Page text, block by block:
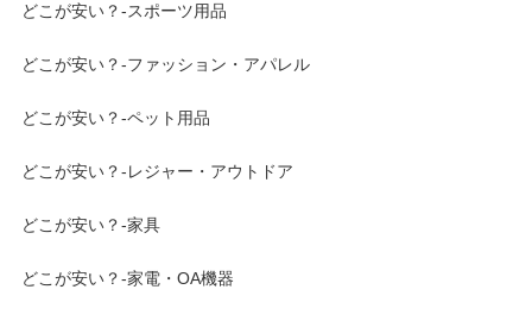
どこが安い？-スポーツ用品
どこが安い？-ファッション・アパレル
どこが安い？-ペット用品
どこが安い？-レジャー・アウトドア
どこが安い？-家具
どこが安い？-家電・OA機器